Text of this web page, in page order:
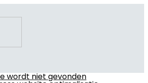
wordt niet gevonden